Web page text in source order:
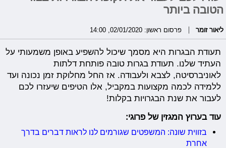
הטובה ביותר
ליאור זומר פרסום ראשון: 02/01/2020, 14:00
תעודת הבגרות היא מסמך שיכול להשפיע באופן משמעותי על
העתיד שלנו. תעודת בגרות טובה פותחת דלתות
לאוניברסיטה, לצבא ולעבודה. אז החל מחלוקת זמן נכונה ועד
ללמידה לכמה מקצועות במקביל, אלו הטיפים שיעזרו לכם
לעבור את שנת הבגרויות בקלות!
עוד בערוץ המגזין של פרוגי:
בזווית שונה: המשפטים שגורמים לנו לראות דברים בדרך
אחרת